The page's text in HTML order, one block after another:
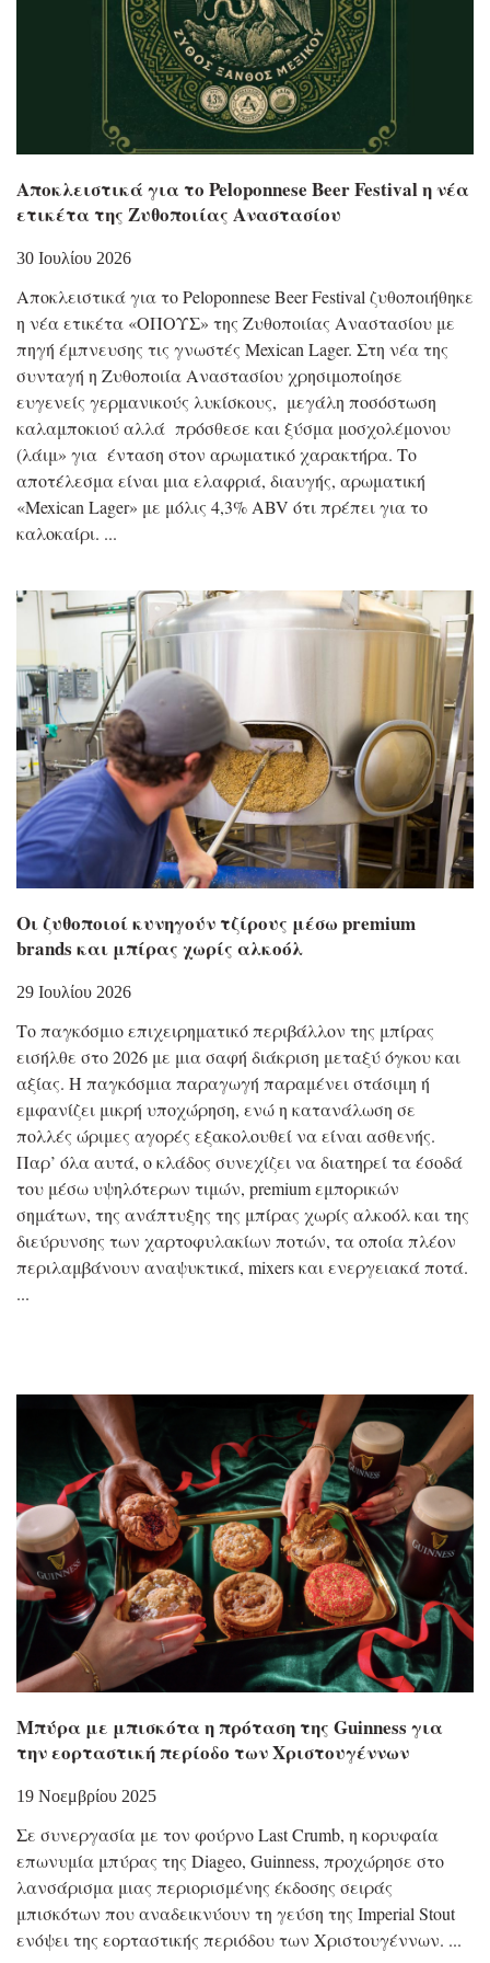
Αποκλειστικά για το Peloponnese Beer Festival η νέα
ετικέτα της Ζυθοποιίας Αναστασίου
30 Ιουλίου 2026
Αποκλειστικά για το Peloponnese Beer Festival ζυθοποιήθηκε
η νέα ετικέτα «ΟΠΟΥΣ» της Ζυθοποιίας Αναστασίου με
πηγή έμπνευσης τις γνωστές Mexican Lager. Στη νέα της
συνταγή η Ζυθοποιία Αναστασίου χρησιμοποίησε
ευγενείς γερμανικούς λυκίσκους, μεγάλη ποσόστωση
καλαμποκιού αλλά πρόσθεσε και ξύσμα μοσχολέμονου
(λάιμ» για ένταση στον αρωματικό χαρακτήρα. Το
αποτέλεσμα είναι μια ελαφριά, διαυγής, αρωματική
«Mexican Lager» με μόλις 4,3% ABV ότι πρέπει για το
καλοκαίρι.
Οι ζυθοποιοί κυνηγούν τζίρους μέσω premium
brands και μπίρας χωρίς αλκοόλ
29 Ιουλίου 2026
Το παγκόσμιο επιχειρηματικό περιβάλλον της μπίρας
εισήλθε στο 2026 με μια σαφή διάκριση μεταξύ όγκου και
αξίας. Η παγκόσμια παραγωγή παραμένει στάσιμη ή
εμφανίζει μικρή υποχώρηση, ενώ η κατανάλωση σε
πολλές ώριμες αγορές εξακολουθεί να είναι ασθενής.
Παρ’ όλα αυτά, ο κλάδος συνεχίζει να διατηρεί τα έσοδά
του μέσω υψηλότερων τιμών, premium εμπορικών
σημάτων, της ανάπτυξης της μπίρας χωρίς αλκοόλ και της
διεύρυνσης των χαρτοφυλακίων ποτών, τα οποία πλέον
περιλαμβάνουν αναψυκτικά, mixers και ενεργειακά ποτά.
Μπύρα με μπισκότα η πρόταση της Guinness για
την εορταστική περίοδο των Χριστουγέννων
19 Νοεμβρίου 2025
Σε συνεργασία με τον φούρνο Last Crumb, η κορυφαία
επωνυμία μπύρας της Diageo, Guinness, προχώρησε στο
λανσάρισμα μιας περιορισμένης έκδοσης σειράς
μπισκότων που αναδεικνύουν τη γεύση της Imperial Stout
ενόψει της εορταστικής περιόδου των Χριστουγέννων.